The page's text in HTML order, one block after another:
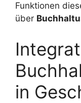
Funktionen
über
in